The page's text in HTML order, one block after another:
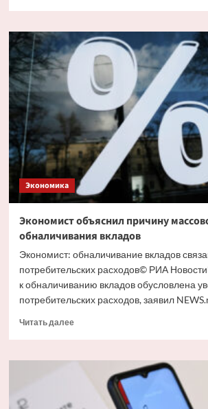
Путин
и
Костин
кредитование
крупных
проектов
Экономика
Экономист объяснил причину
обналичивания вкладов
Экономист: обналичивание вкладов
потребительских расходов© РИА
к обналичиванию вкладов обусловлена
потребительских расходов, заявил
Читать далееПрочитать
Экономист
объяснил
причину
массового